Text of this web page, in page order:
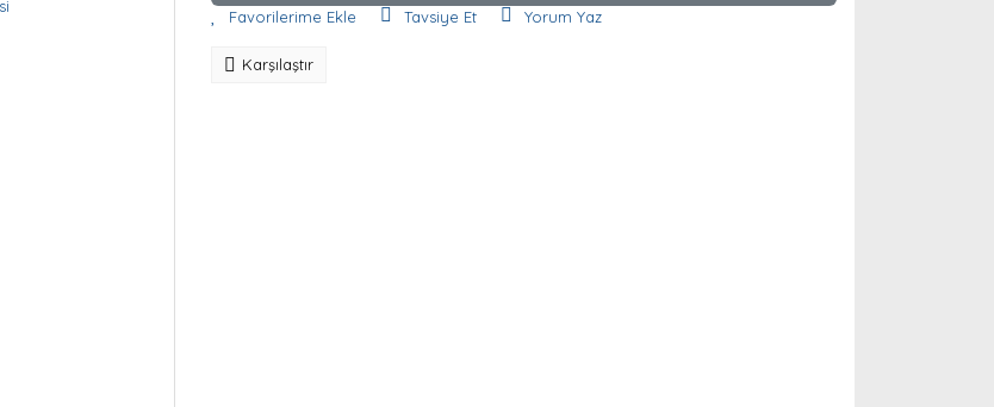
Tavsiye Et Yorum Yaz
Karşılaştır